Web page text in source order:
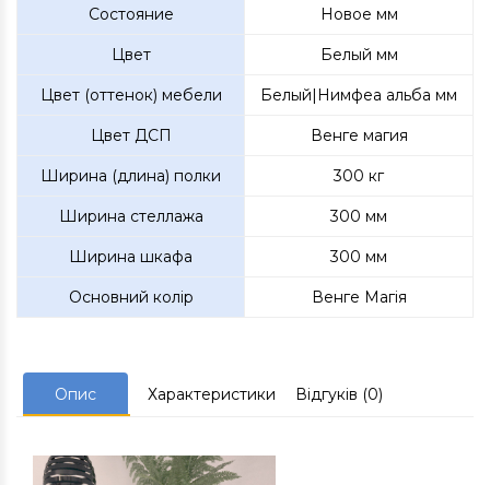
Состояние Новое мм
Цвет Белый мм
Цвет (оттенок) мебели Белый|Нимфеа альба мм
Цвет ДСП Венге магия
Ширина (длина) полки 300 кг
Ширина стеллажа 300 мм
Ширина шкафа 300 мм
Основний колір Венге Магія
Опис Характеристики Відгуків (0)